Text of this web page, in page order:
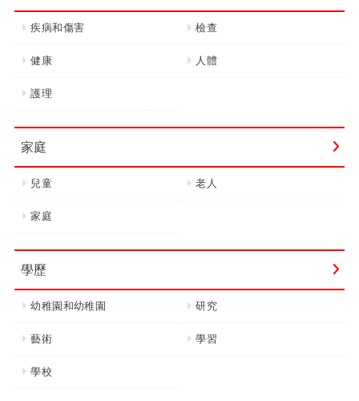
疾病和傷害 檢查
健康 人體
護理
家庭
兒童 老人
家庭
學歷
幼稚園和幼稚園 研究
藝術 學習
學校